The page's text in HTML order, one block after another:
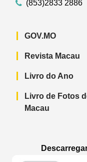
(853)2833 2886
GOV.MO
Revista Macau
Livro do Ano
Livro de Fotos
Macau